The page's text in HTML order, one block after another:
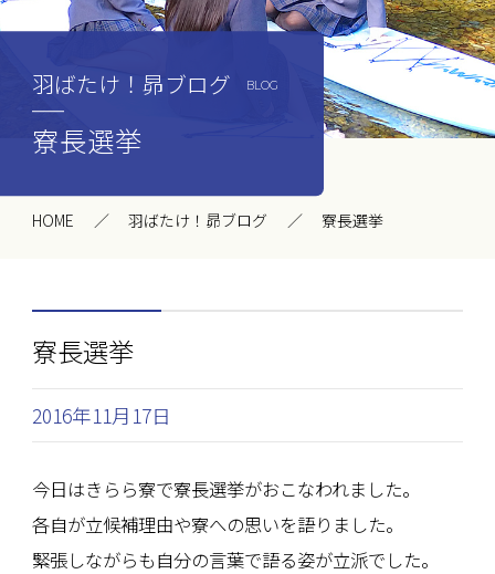
羽ばたけ！昴ブログ BLOG
寮長選挙
HOME 羽ばたけ！昴ブログ 寮長選挙
寮長選挙
2016年11月17日
今日はきらら寮で寮長選挙がおこなわれました。
各自が立候補理由や寮への思いを語りました。
緊張しながらも自分の言葉で語る姿が立派でした。